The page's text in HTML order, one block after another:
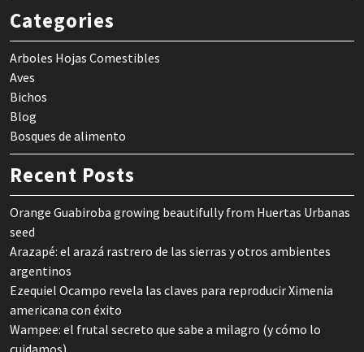
Categories
Arboles Hojas Comestibles
Aves
Bichos
Blog
Bosques de alimento
Recent Posts
Orange Guabiroba growing beautifully from Huertas Urbanas
seed
Arazapé: el arazá rastrero de las sierras y otros ambientes
argentinos
Ezequiel Ocampo revela las claves para reproducir Ximenia
americana con éxito
Wampee: el frutal secreto que sabe a milagro (y cómo lo
cuidamos)